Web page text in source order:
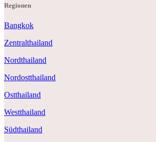
Regionen
Bangkok
Zentralthailand
Nordthailand
Nordostthailand
Ostthailand
Westthailand
Südthailand